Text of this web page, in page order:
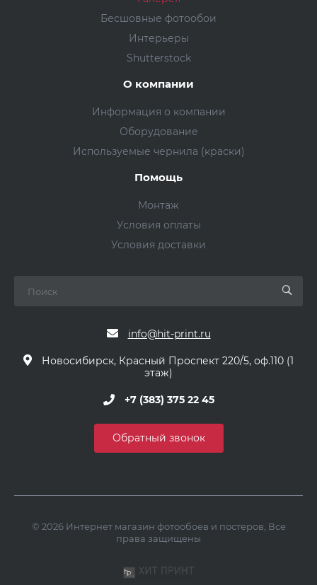
Бесшовные фотообои
Интерьеры
Shutterstock
О компании
Информация о компании
Оборудование
Используемые чернила (краски)
Помощь
Монтаж
Условия оплаты
Условия доставки
info@hit-print.ru
Новосибирск, Красный Проспект 220/5, оф.110 (1
этаж)
+7 (383) 375 22 45
Обратный звонок
© 2026 Интернет магазин фотообоев и постеров, Все
права защищены